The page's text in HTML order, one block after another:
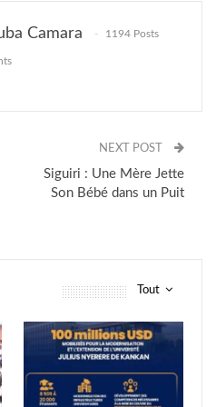
Camara 1194 Posts
NEXT POST
Siguiri : Une Mère Jette
Son Bébé dans un Puit
Tout